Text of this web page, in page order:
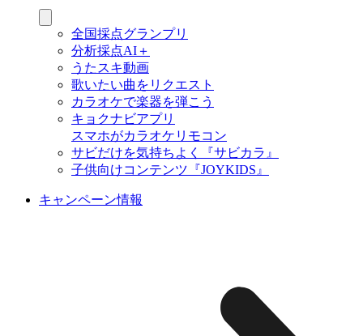
全国採点グランプリ
分析採点AI＋
うたスキ動画
歌いたい曲をリクエスト
カラオケで楽器を弾こう
キョクナビアプリ
スマホがカラオケリモコン
サビだけを気持ちよく『サビカラ』
子供向けコンテンツ『JOYKIDS』
キャンペーン情報